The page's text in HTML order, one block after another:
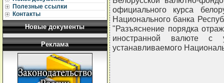
Полезные ссылки
Контакты
Новые документы
Реклама
официального курса
Национального банка
"Разъяснение порядка
иностранной валюте с
устанавливаемого